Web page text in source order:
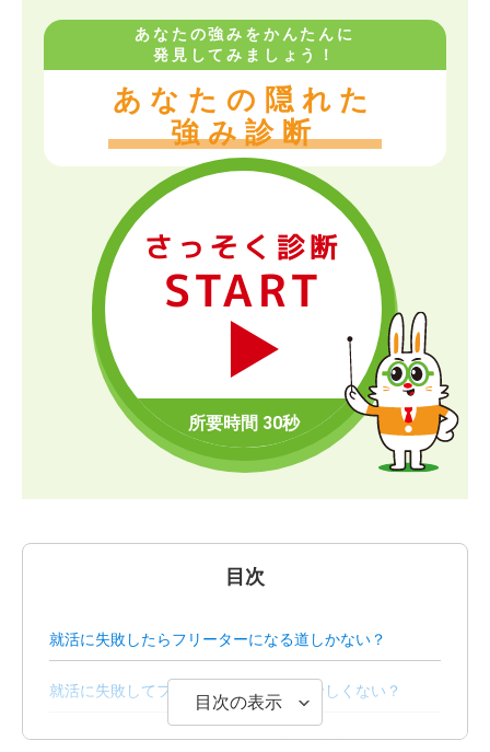
あなたの強みをかんたんに
発見してみましょう！
あなたの隠れた
強み診断
さっそく診断
START
目次
就活に失敗したらフリーターになる道しかない？
就活に失敗してフリーターになる人は珍しくない？
就活に失敗してフリーターになる7つの原因
目次の表示